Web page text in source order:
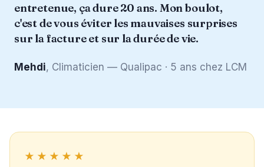
entretenue, ça dure 20 ans. Mon boulot,
c'est de vous éviter les mauvaises surprises
sur la facture et sur la durée de vie.
Mehdi, Climaticien — Qualipac · 5 ans chez LCM
★★★★★